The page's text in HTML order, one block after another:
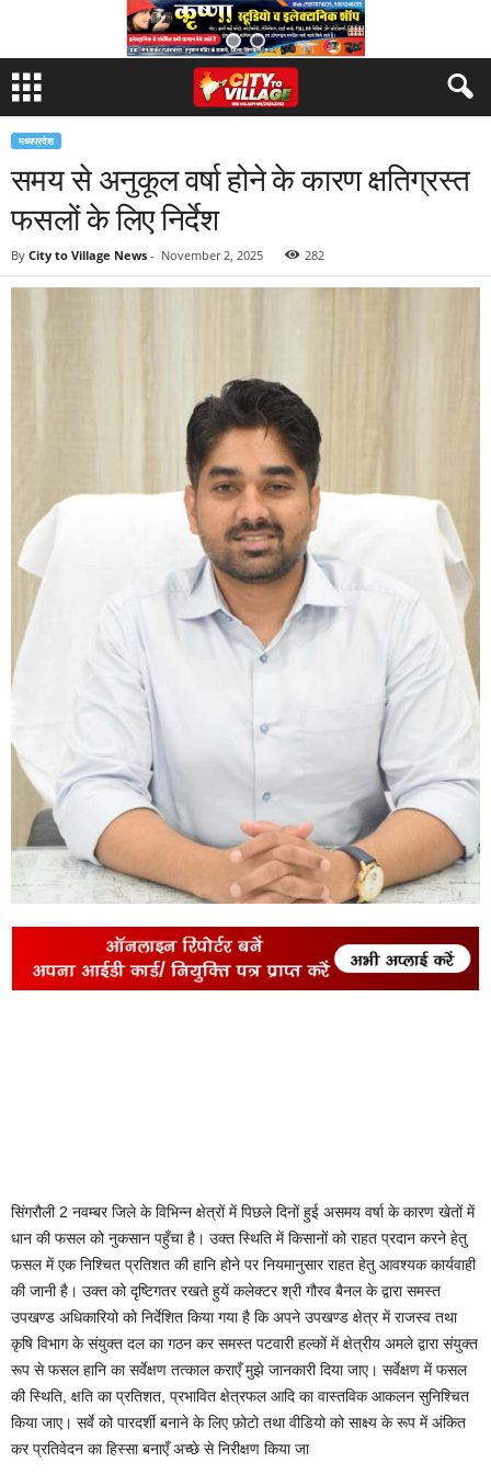
मध्यप्रदेश
समय से अनुकूल वर्षा होने के कारण क्षतिग्रस्त
फसलों के लिए निर्देश
By City to Village News - November 2, 2025 282
सिंगरौली 2 नवम्बर जिले के विभिन्न क्षेत्रों में पिछले दिनों हुई असमय वर्षा के कारण खेतों में
धान की फसल को नुकसान पहुँचा है। उक्त स्थिति में किसानों को राहत प्रदान करने हेतु
फसल में एक निश्चित प्रतिशत की हानि होने पर नियमानुसार राहत हेतु आवश्यक कार्यवाही
की जानी है। उक्त को दृष्टिगतर रखते हुयें कलेक्टर श्री गौरव बैनल के द्वारा समस्त
उपखण्ड अधिकारियो को निर्देशित किया गया है कि अपने उपखण्ड क्षेत्र में राजस्व तथा
कृषि विभाग के संयुक्त दल का गठन कर समस्त पटवारी हल्कों में क्षेत्रीय अमले द्वारा संयुक्त
रूप से फसल हानि का सर्वेक्षण तत्काल कराएँ मुझे जानकारी दिया जाए। सर्वेक्षण में फसल
की स्थिति, क्षति का प्रतिशत, प्रभावित क्षेत्रफल आदि का वास्तविक आकलन सुनिश्चित
किया जाए। सर्वे को पारदर्शी बनाने के लिए फ़ोटो तथा वीडियो को साक्ष्य के रूप में अंकित
कर प्रतिवेदन का हिस्सा बनाएँ अच्छे से निरीक्षण किया जा